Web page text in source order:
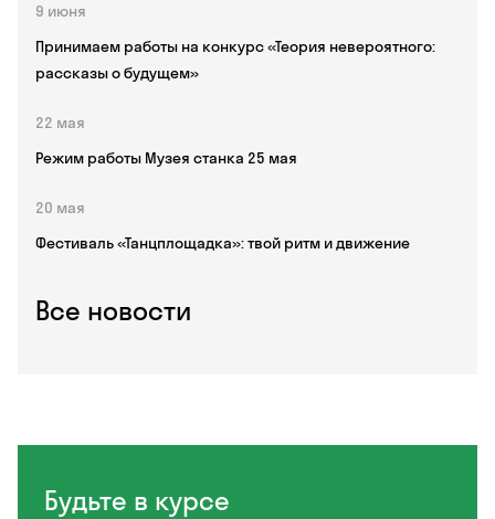
9 июня
Принимаем работы на конкурс «Теория невероятного:
рассказы о будущем»
22 мая
Режим работы Музея станка 25 мая
20 мая
Фестиваль «Танцплощадка»: твой ритм и движение
Все новости
Будьте в курсе